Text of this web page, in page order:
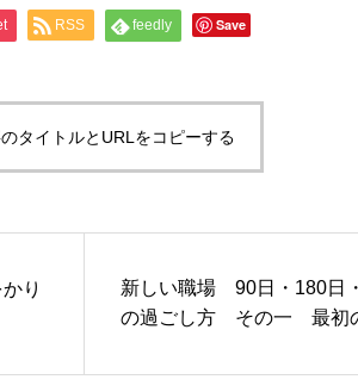
RSS feedly Save
タイトルとURLをコピーする
り
新しい職場 90日・180日
の過ごし方 その一 最初